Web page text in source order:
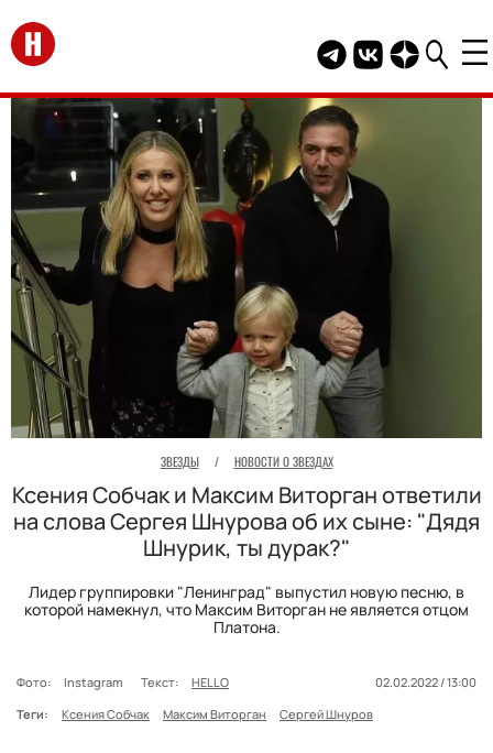
Перейти на главную
Telegram канал
Группа HELLO
Канал
ЗВЕЗДЫ / НОВОСТИ О ЗВЕЗДАХ
Ксения Собчак и Максим Виторган ответили
на слова Сергея Шнурова об их сыне: "Дядя
Шнурик, ты дурак?"
Лидер группировки "Ленинград" выпустил новую песню, в
которой намекнул, что Максим Виторган не является отцом
Платона.
Фото: Instagram Текст: HELLO
02.02.2022 / 13:00
Теги:
Ксения Собчак Максим Виторган Сергей Шнуров